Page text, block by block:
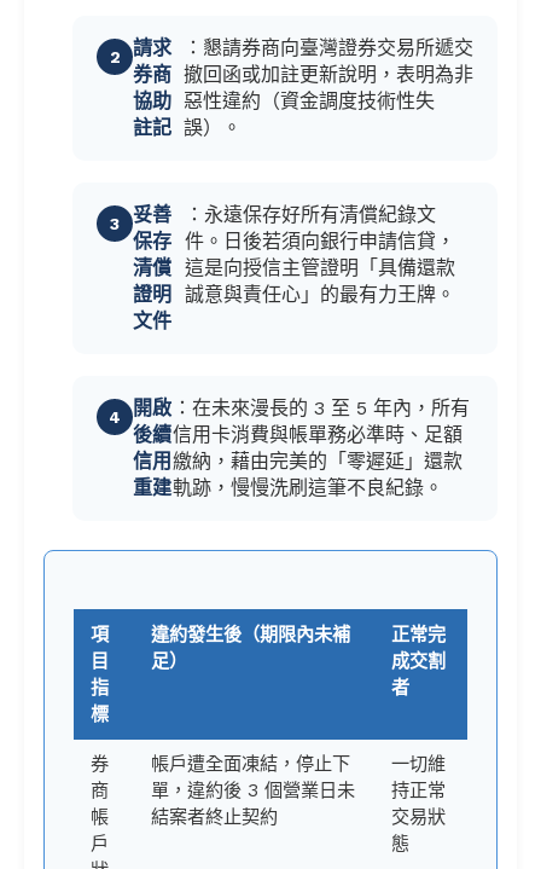
請求
券商
協助
註記
：懇請券商向臺灣證券交易所遞交
撤回函或加註更新說明，表明為非
惡性違約（資金調度技術性失
誤）。
妥善
保存
清償
證明
文件
：永遠保存好所有清償紀錄文
件。日後若須向銀行申請信貸，
這是向授信主管證明「具備還款
誠意與責任心」的最有力王牌。
開啟
後續
信用
重建
：在未來漫長的 3 至 5 年內，所有
信用卡消費與帳單務必準時、足額
繳納，藉由完美的「零遲延」還款
軌跡，慢慢洗刷這筆不良紀錄。
項
目
指
標
違約發生後（期限內未補
足）
正常完
成交割
者
券
商
帳
戶
帳戶遭全面凍結，停止下
單，違約後 3 個營業日未
結案者終止契約
一切維
持正常
交易狀
態